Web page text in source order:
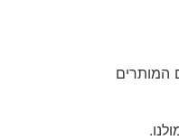
המותרים